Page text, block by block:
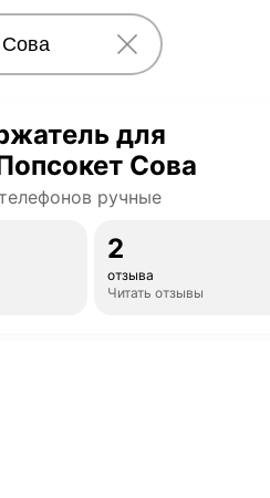
для
Сова
ручные
2
отзыва
Читать отзывы